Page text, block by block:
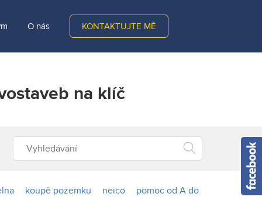
O nás KONTAKTUJTE MĚ
na klíč
koupě pozemku neico
pomoc od A do